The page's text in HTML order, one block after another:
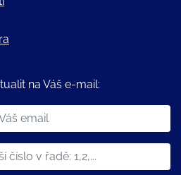
na Váš e-mail: